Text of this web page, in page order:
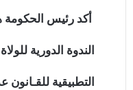
الندوة الدورية